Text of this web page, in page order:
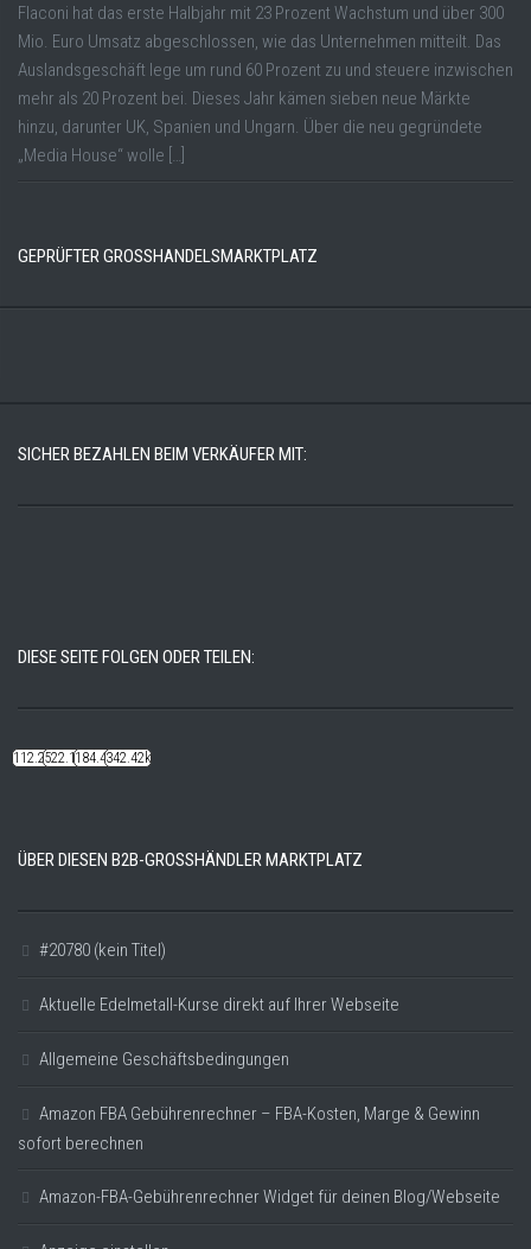
Flaconi hat das erste Halbjahr mit 23 Prozent Wachstum und über 300
Mio. Euro Umsatz abgeschlossen, wie das Unternehmen mitteilt. Das
Auslandsgeschäft lege um rund 60 Prozent zu und steuere inzwischen
mehr als 20 Prozent bei. Dieses Jahr kämen sieben neue Märkte
hinzu, darunter UK, Spanien und Ungarn. Über die neu gegründete
„Media House“ wolle […]
GEPRÜFTER GROSSHANDELSMARKTPLATZ
SICHER BEZAHLEN BEIM VERKÄUFER MIT:
DIESE SEITE FOLGEN ODER TEILEN:
112.22k522.14k184.48k342.42k
ÜBER DIESEN B2B-GROSSHÄNDLER MARKTPLATZ
#20780 (kein Titel)
Aktuelle Edelmetall-Kurse direkt auf Ihrer Webseite
Allgemeine Geschäftsbedingungen
Amazon FBA Gebührenrechner – FBA-Kosten, Marge & Gewinn
sofort berechnen
Amazon-FBA-Gebührenrechner Widget für deinen Blog/Webseite